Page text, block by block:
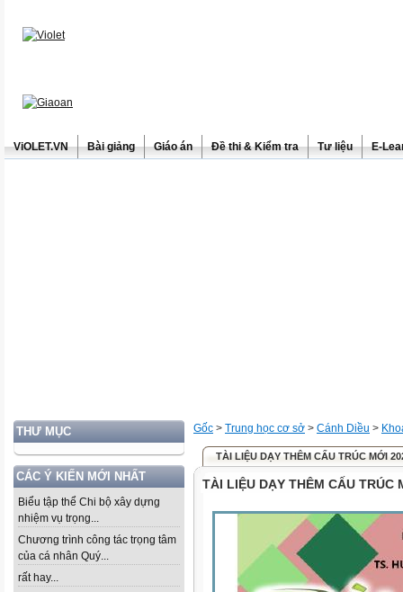
ViOLET.VN Bài giảng Giáo án Đề thi & Kiểm tra Tư liệu E-
THƯ MỤC
CÁC Ý KIẾN MỚI NHẤT
Biểu tập thể Chi bộ xây dựng
nhiệm vụ trọng...
Chương trình công tác trọng tâm
của cá nhân Quý...
rất hay...
Gốc > Trung học cơ sở > Cánh Diều >
TÀI LIỆU DẠY THÊM CẤU TRÚC MỚI
TÀI LIỆU DẠY THÊM CẤU TRÚC